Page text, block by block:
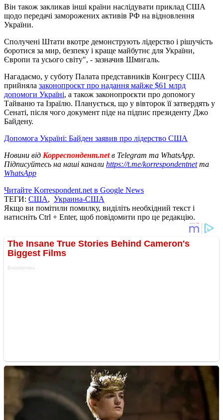
Він також закликав інші країни наслідувати приклад США
щодо передачі заморожених активів РФ на відновлення
України.
Сполучені Штати вкотре демонструють лідерство і рішучість
боротися за мир, безпеку і краще майбутнє для України,
Європи та усього світу", - зазначив Шмигаль.
Нагадаємо, у суботу Палата представників Конгресу США
прийняла законопроєкт про надання майже $61 млрд
допомоги Україні, а також законопроєкти про допомогу
Тайваню та Ізраїлю. Планується, що у вівторок її затвердять у
Сенаті, після чого документ піде на підпис президенту Джо
Байдену.
Допомога Україні: Байден заявив про лідерство США
Новини від Корреспондент.netв Telegram та WhatsApp.
Підписуйтесь на наші канали https://t.me/korrespondentnetта
WhatsApp
Читайте Korrespondent.net в Google News
ТЕГИ: США, Украина-США
Якщо ви помітили помилку, виділіть необхідний текст і
натисніть Ctrl + Enter, щоб повідомити про це редакцію.